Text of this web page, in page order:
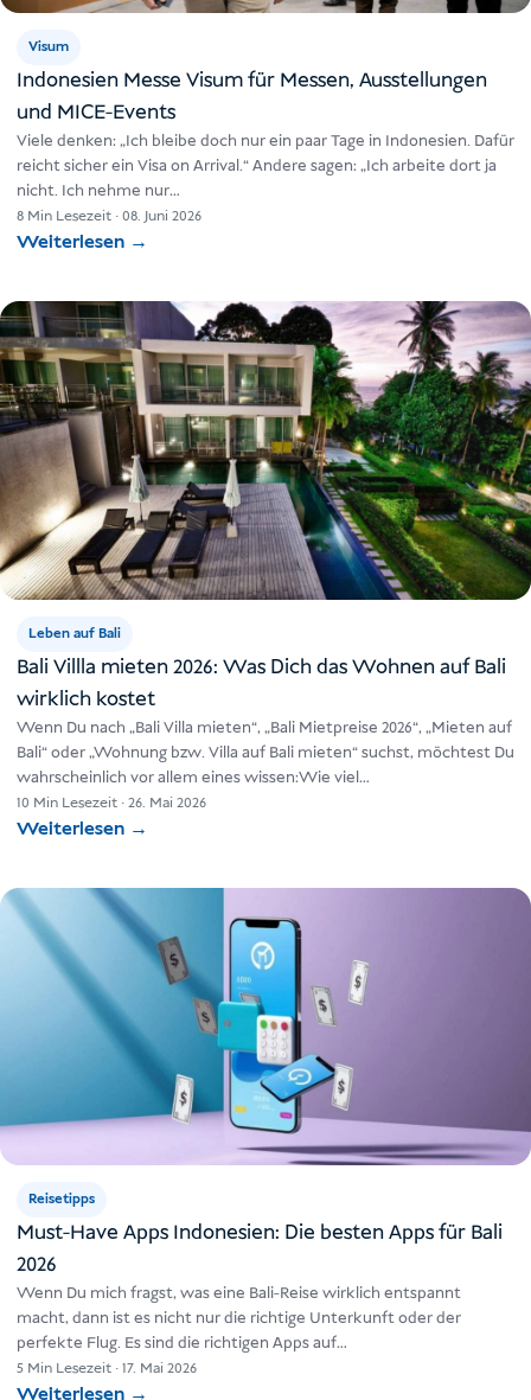
Visum
Indonesien Messe Visum für Messen, Ausstellungen
und MICE-Events
Viele denken: „Ich bleibe doch nur ein paar Tage in Indonesien. Dafür
reicht sicher ein Visa on Arrival.“ Andere sagen: „Ich arbeite dort ja
nicht. Ich nehme nur…
8 Min Lesezeit ·08. Juni 2026
Weiterlesen →
Leben auf Bali
Bali Villla mieten 2026: Was Dich das Wohnen auf Bali
wirklich kostet
Wenn Du nach „Bali Villa mieten“, „Bali Mietpreise 2026“, „Mieten auf
Bali“ oder „Wohnung bzw. Villa auf Bali mieten“ suchst, möchtest Du
wahrscheinlich vor allem eines wissen:Wie viel…
10 Min Lesezeit ·26. Mai 2026
Weiterlesen →
Reisetipps
Must-Have Apps Indonesien: Die besten Apps für Bali
2026
Wenn Du mich fragst, was eine Bali-Reise wirklich entspannt
macht, dann ist es nicht nur die richtige Unterkunft oder der
perfekte Flug. Es sind die richtigen Apps auf…
5 Min Lesezeit ·17. Mai 2026
Weiterlesen →